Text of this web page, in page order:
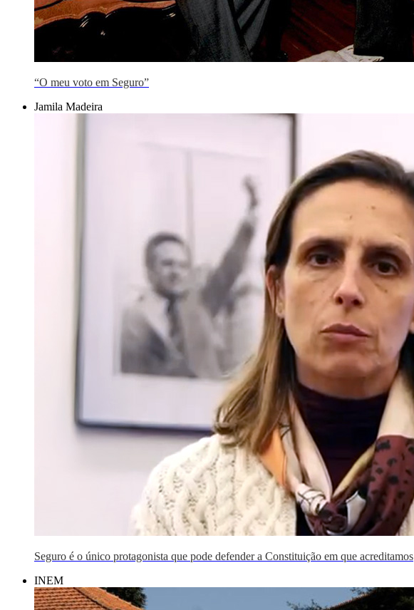
“O meu voto em Seguro”
Jamila Madeira
Seguro é o único protagonista que pode defender a Constituição em que acreditamos
INEM